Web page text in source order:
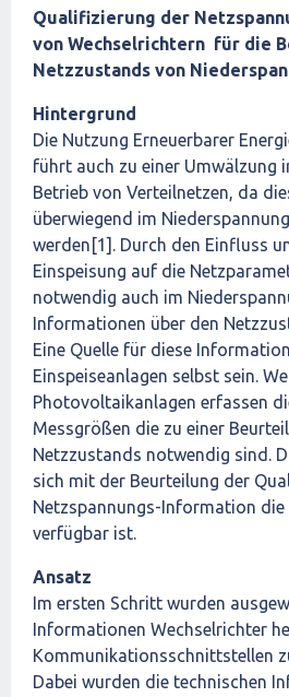
Qualifizierung der
von Wechselrichtern für die
Netzzustands von
Hintergrund
Die Nutzung Erneuerbarer
führt auch zu einer Umwälzung
Betrieb von Verteilnetzen, da
überwiegend im
werden[1]. Durch den Einfluss
Einspeisung auf die
notwendig auch im
Informationen über den
Eine Quelle für diese
Einspeiseanlagen selbst sein.
Photovoltaikanlagen erfassen
Messgrößen die zu einer
Netzzustands notwendig sind.
sich mit der Beurteilung der
Netzspannungs-Information die
verfügbar ist.
Ansatz
Im ersten Schritt wurden
Informationen Wechselrichter
Kommunikationsschnittstellen
Dabei wurden die technischen